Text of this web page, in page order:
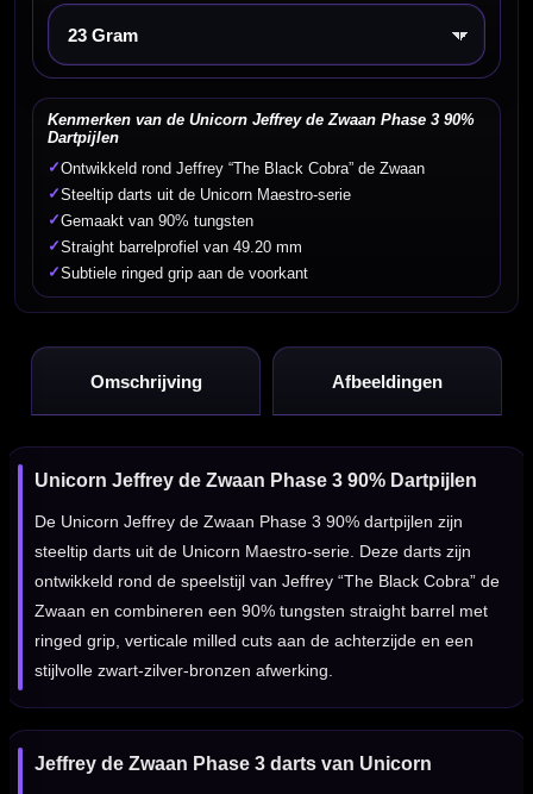
Kies een optie
Kenmerken van de Unicorn Jeffrey de Zwaan Phase 3 90%
Dartpijlen
✓Ontwikkeld rond Jeffrey “The Black Cobra” de Zwaan
✓Steeltip darts uit de Unicorn Maestro-serie
✓Gemaakt van 90% tungsten
✓Straight barrelprofiel van 49.20 mm
✓Subtiele ringed grip aan de voorkant
Omschrijving Afbeeldingen
Unicorn Jeffrey de Zwaan Phase 3 90% Dartpijlen
De Unicorn Jeffrey de Zwaan Phase 3 90% dartpijlen zijn
steeltip darts uit de Unicorn Maestro-serie. Deze darts zijn
ontwikkeld rond de speelstijl van Jeffrey “The Black Cobra” de
Zwaan en combineren een 90% tungsten straight barrel met
ringed grip, verticale milled cuts aan de achterzijde en een
stijlvolle zwart-zilver-bronzen afwerking.
Jeffrey de Zwaan Phase 3 darts van Unicorn